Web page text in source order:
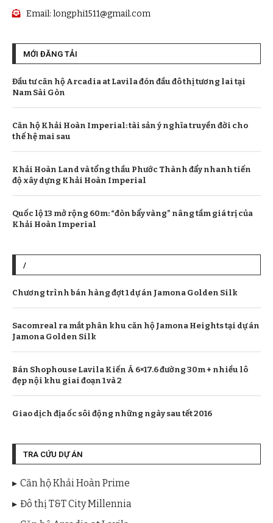
Email: longphi1511@gmail.com
MỚI ĐĂNG TẢI
Đầu tư căn hộ Arcadia at Lavila đón đầu đô thị tương lai tại
Nam Sài Gòn
Căn hộ Khải Hoàn Imperial: tài sản ý nghĩa truyền đời cho
thế hệ mai sau
Khải Hoàn Land và tổng thầu Phước Thành đẩy nhanh tiến
độ xây dựng Khải Hoàn Imperial
Quốc lộ 13 mở rộng 60m: “đòn bẩy vàng” nâng tầm giá trị của
Khải Hoàn Imperial
/
Chương trình bán hàng đợt 1 dự án Jamona Golden Silk
Sacomreal ra mắt phân khu căn hộ Jamona Heights tại dự án
Jamona Golden Silk
Bán Shophouse Lavila Kiến Á 6×17.6 đường 30m + nhiều lô
đẹp nội khu giai đoạn 1 và 2
Giao dịch địa ốc sôi động những ngày sau tết 2016
TRA CỨU DỰ ÁN
Căn hộ Khải Hoàn Prime
Đô thị T&T City Millennia